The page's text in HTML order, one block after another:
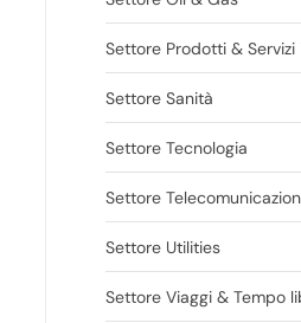
Settore Prodotti &
Settore Sanità
Settore Tecnologia
Settore
Settore Utilities
Settore Viaggi & Tempo